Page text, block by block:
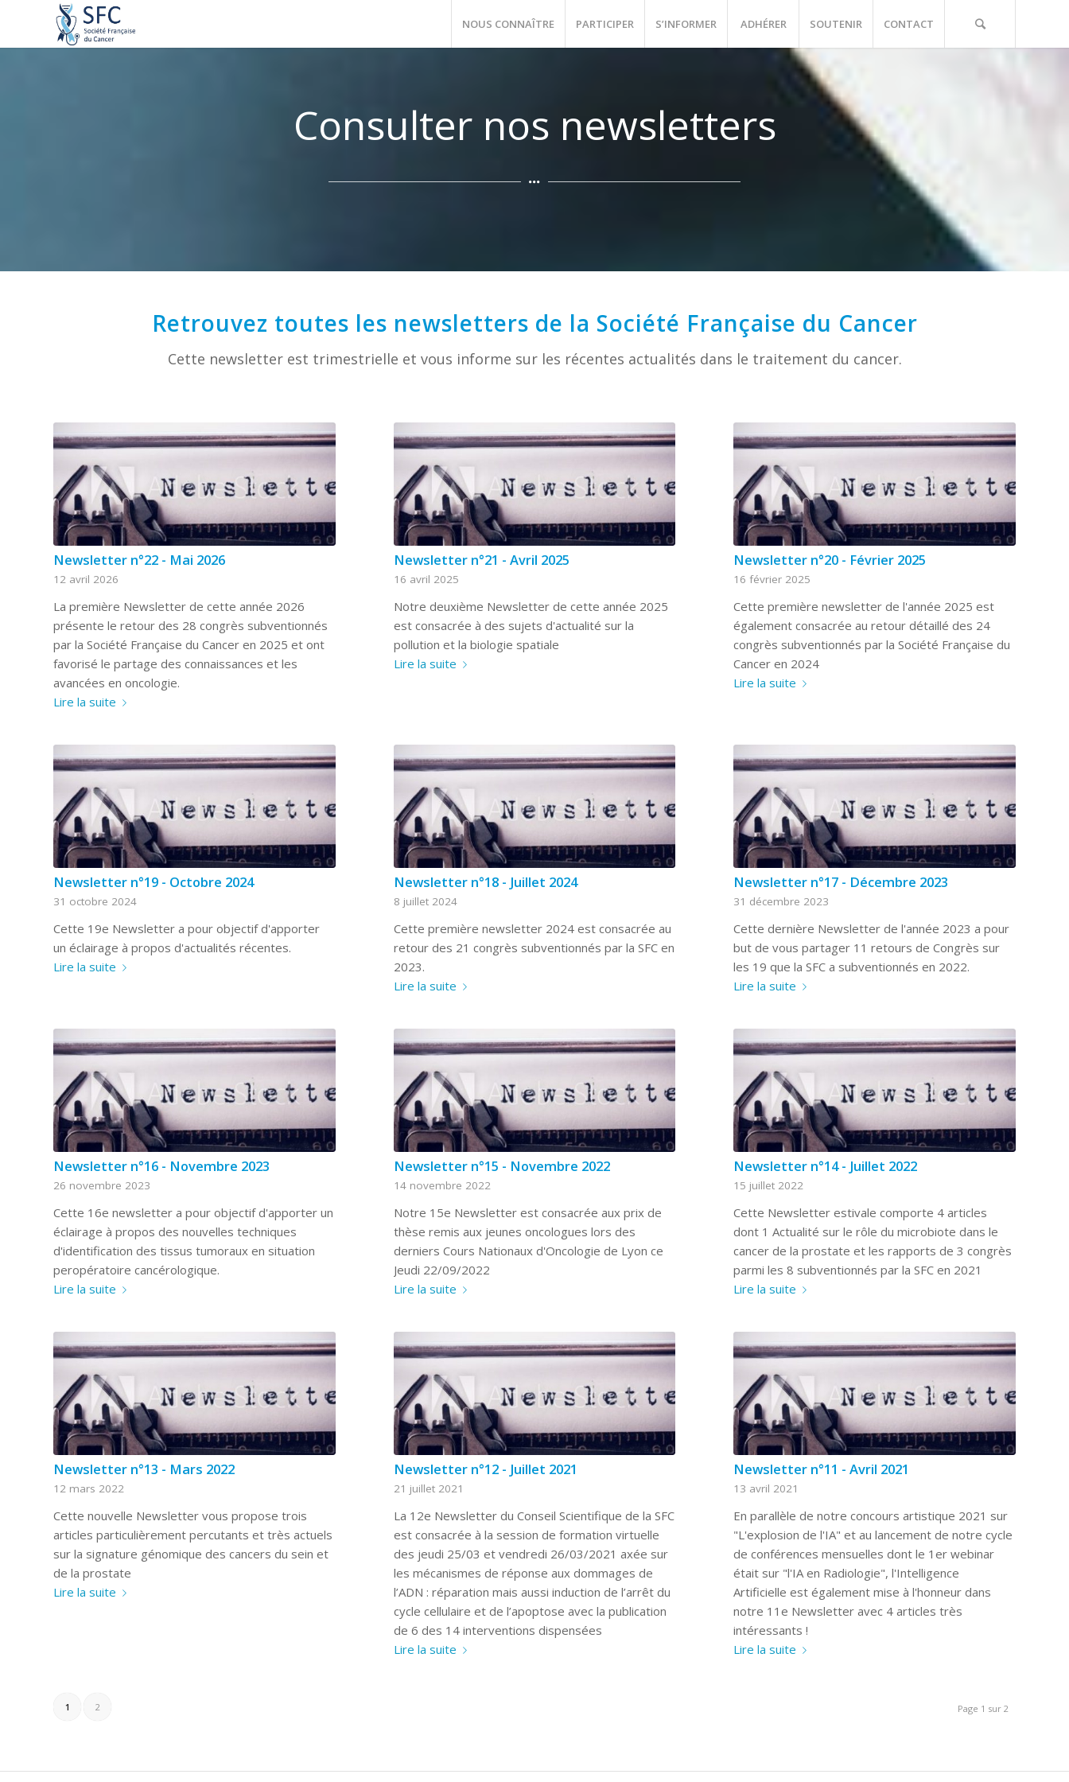
NOUS CONNAÎTRE PARTICIPER S’INFORMER ADHÉRER SOUTENIR CONTACT
Consulter nos newsletters
Retrouvez toutes les newsletters de la Société Française du Cancer
Cette newsletter est trimestrielle et vous informe sur les récentes actualités dans le traitement du cancer.
Newsletter n°22 - Mai 2026
12 avril 2026
La première Newsletter de cette année 2026
présente le retour des 28 congrès subventionnés
par la Société Française du Cancer en 2025 et ont
favorisé le partage des connaissances et les
avancées en oncologie.
Lire la suite
Newsletter n°21 - Avril 2025
16 avril 2025
Notre deuxième Newsletter de cette année 2025
est consacrée à des sujets d'actualité sur la
pollution et la biologie spatiale
Lire la suite
Newsletter n°20 - Février 2025
16 février 2025
Cette première newsletter de l'année 2025 est
également consacrée au retour détaillé des 24
congrès subventionnés par la Société Française du
Cancer en 2024
Lire la suite
Newsletter n°19 - Octobre 2024
31 octobre 2024
Cette 19e Newsletter a pour objectif d'apporter
un éclairage à propos d'actualités récentes.
Lire la suite
Newsletter n°18 - Juillet 2024
8 juillet 2024
Cette première newsletter 2024 est consacrée au
retour des 21 congrès subventionnés par la SFC en
2023.
Lire la suite
Newsletter n°17 - Décembre 2023
31 décembre 2023
Cette dernière Newsletter de l'année 2023 a pour
but de vous partager 11 retours de Congrès sur
les 19 que la SFC a subventionnés en 2022.
Lire la suite
Newsletter n°16 - Novembre 2023
26 novembre 2023
Cette 16e newsletter a pour objectif d'apporter un
éclairage à propos des nouvelles techniques
d'identification des tissus tumoraux en situation
peropératoire cancérologique.
Lire la suite
Newsletter n°15 - Novembre 2022
14 novembre 2022
Notre 15e Newsletter est consacrée aux prix de
thèse remis aux jeunes oncologues lors des
derniers Cours Nationaux d'Oncologie de Lyon ce
Jeudi 22/09/2022
Lire la suite
Newsletter n°14 - Juillet 2022
15 juillet 2022
Cette Newsletter estivale comporte 4 articles
dont 1 Actualité sur le rôle du microbiote dans le
cancer de la prostate et les rapports de 3 congrès
parmi les 8 subventionnés par la SFC en 2021
Lire la suite
Newsletter n°13 - Mars 2022
12 mars 2022
Cette nouvelle Newsletter vous propose trois
articles particulièrement percutants et très actuels
sur la signature génomique des cancers du sein et
de la prostate
Lire la suite
Newsletter n°12 - Juillet 2021
21 juillet 2021
La 12e Newsletter du Conseil Scientifique de la SFC
est consacrée à la session de formation virtuelle
des jeudi 25/03 et vendredi 26/03/2021 axée sur
les mécanismes de réponse aux dommages de
l’ADN : réparation mais aussi induction de l’arrêt du
cycle cellulaire et de l’apoptose avec la publication
de 6 des 14 interventions dispensées
Lire la suite
Newsletter n°11 - Avril 2021
13 avril 2021
En parallèle de notre concours artistique 2021 sur
"L'explosion de l'IA" et au lancement de notre cycle
de conférences mensuelles dont le 1er webinar
était sur "l'IA en Radiologie", l'Intelligence
Artificielle est également mise à l'honneur dans
notre 11e Newsletter avec 4 articles très
intéressants !
Lire la suite
Page 1 sur 2
1 2